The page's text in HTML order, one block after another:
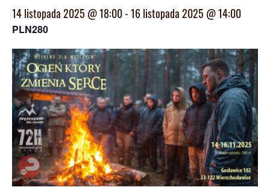
14 listopada 2025 @ 18:00-16 listopada 2025 @ 14:00
PLN280